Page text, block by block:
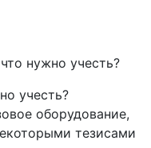
нужно учесть?
учесть?
оборудование,
тезисами